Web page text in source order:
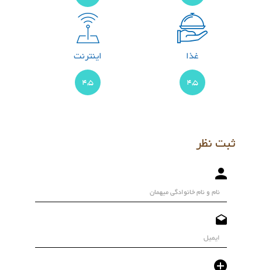
غذا
4,5
اینترنت
4,5
ثبت نظر